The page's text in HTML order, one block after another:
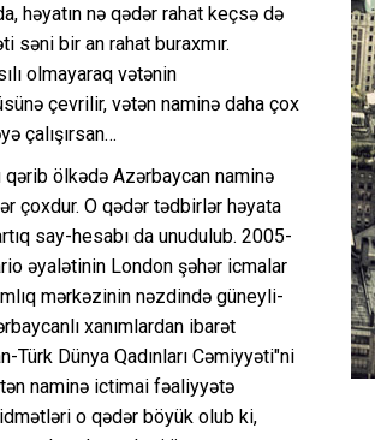
həyatın nə qədər rahat keçsə də
səni bir an rahat buraxmır.
olmayaraq vətənin
çevrilir, vətən naminə daha çox
çalışırsan…
qərib ölkədə Azərbaycan naminə
çoxdur. O qədər tədbirlər həyata
say-hesabı da unudulub. 2005-
əyalətinin London şəhər icmalar
mərkəzinin nəzdində güneyli-
xanımlardan ibarət
Türk Dünya Qadınları Cəmiyyəti"ni
naminə ictimai fəaliyyətə
o qədər böyük olub ki,